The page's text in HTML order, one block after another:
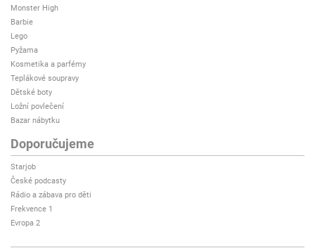
Monster High
Barbie
Lego
Pyžama
Kosmetika a parfémy
Teplákové soupravy
Dětské boty
Ložní povlečení
Bazar nábytku
Doporučujeme
Starjob
České podcasty
Rádio a zábava pro děti
Frekvence 1
Evropa 2